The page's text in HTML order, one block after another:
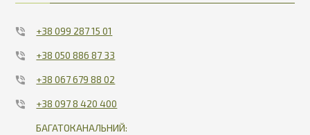
+38 099 287 15 01
+38 050 886 87 33
+38 067 679 88 02
+38 097 8 420 400
БАГАТОКАНАЛЬНИЙ: